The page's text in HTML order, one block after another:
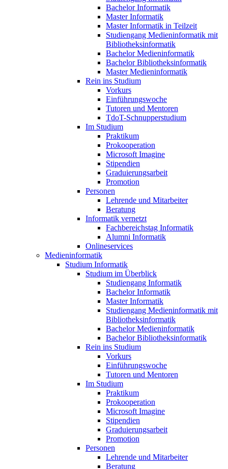
Bachelor Informatik
Master Informatik
Master Informatik in Teilzeit
Studiengang Medieninformatik mit
Bibliotheksinformatik
Bachelor Medieninformatik
Bachelor Bibliotheksinformatik
Master Medieninformatik
Rein ins Studium
Vorkurs
Einführungswoche
Tutoren und Mentoren
TdoT-Schnupperstudium
Im Studium
Praktikum
Prokooperation
Microsoft Imagine
Stipendien
Graduierungsarbeit
Promotion
Personen
Lehrende und Mitarbeiter
Beratung
Informatik vernetzt
Fachbereichstag Informatik
Alumni Informatik
Onlineservices
Medieninformatik
Studium Informatik
Studium im Überblick
Studiengang Informatik
Bachelor Informatik
Master Informatik
Studiengang Medieninformatik mit
Bibliotheksinformatik
Bachelor Medieninformatik
Bachelor Bibliotheksinformatik
Rein ins Studium
Vorkurs
Einführungswoche
Tutoren und Mentoren
Im Studium
Praktikum
Prokooperation
Microsoft Imagine
Stipendien
Graduierungsarbeit
Promotion
Personen
Lehrende und Mitarbeiter
Beratung